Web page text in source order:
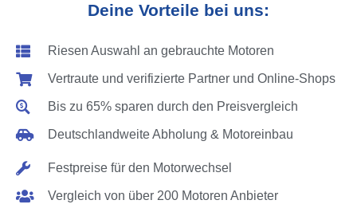
Deine Vorteile bei uns:
Riesen Auswahl an gebrauchte Motoren
Vertraute und verifizierte Partner und Online-Shops
Bis zu 65% sparen durch den Preisvergleich
Deutschlandweite Abholung & Motoreinbau
Festpreise für den Motorwechsel
Vergleich von über 200 Motoren Anbieter